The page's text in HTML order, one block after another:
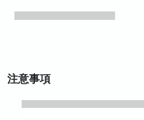
注意事項